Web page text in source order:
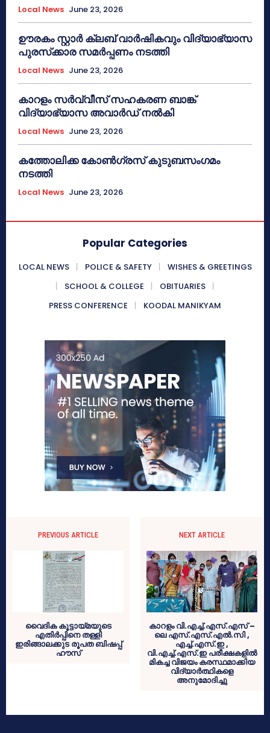
Local News June 23, 2026
ഊരകം സ്റ്റാർ ക്ലബ് വാർഷികവും വിദ്യാഭ്യാസ
പുരസ്‌ക്കാര സമർപ്പണം നടത്തി
Local News June 23, 2026
കാറളം സർവ്വീസ് സഹകരണ ബാങ്ക്
വിദ്യാഭ്യാസ അവാർഡ് നൽകി
Local News June 23, 2026
കത്തോലിക്ക കോൺഗ്രസ് കുടുബസംഗമം
നടത്തി
Local News June 23, 2026
Popular Categories
LOCAL NEWS POLICE & SAFETY
WISHES & GREETINGS
SCHOOL & COLLEGE
OBITUARIES
PRESS CONFERENCE
KOODAL MANIKYAM
PREVIOUS ARTICLE
വൈദിക കൂട്ടായ്മയുടെ
എതിർപ്പിനെ തള്ളി
ഇരിങ്ങാലക്കുട രൂപത ബിഷപ്പ്
ഹൗസ്
NEXT ARTICLE
കാറളം വി.എച്ച്.എസ്.എസ് –
ലെ എസ്.എസ്.എൽ.സി ,
എച്ച്.എസ്.ഇ ,
വി.എച്ച്.എസ്.ഇ പരീക്ഷകളിൽ
മികച്ച വിജയം കരസ്ഥമാക്കിയ
വിദ്യാർത്ഥികളെ
അനുമോദിച്ചു